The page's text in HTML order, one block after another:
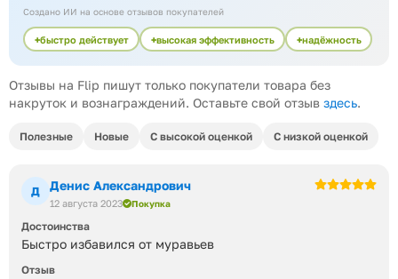
Создано ИИ на основе отзывов покупателей
быстро действует высокая эффективность надёжность
Отзывы на Flip пишут только покупатели товара без
накруток и вознаграждений. Оставьте свой отзыв здесь.
Полезные Новые С высокой оценкой С низкой оценкой
Д Денис Александрович
12 августа 2023 Покупка
Достоинства
Быстро избавился от муравьев
Отзыв